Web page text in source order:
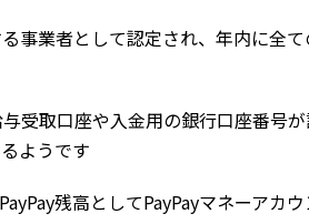
事業者として認定され、年内に全て
受取口座や入金用の銀行口座番号
ようです
残高としてPayPayマネーアカ